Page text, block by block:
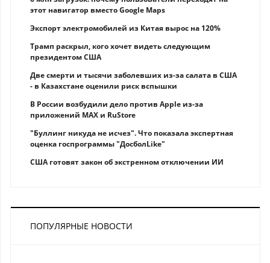
этот навигатор вместо Google Maps
Экспорт электромобилей из Китая вырос на 120%
Трамп раскрыл, кого хочет видеть следующим
президентом США
Две смерти и тысячи заболевших из-за салата в США
- в Казахстане оценили риск вспышки
В России возбудили дело против Apple из-за
приложений MAX и RuStore
"Буллинг никуда не исчез". Что показала экспертная
оценка госпрограммы "ДосболLike"
США готовят закон об экстренном отключении ИИ
ПОПУЛЯРНЫЕ НОВОСТИ